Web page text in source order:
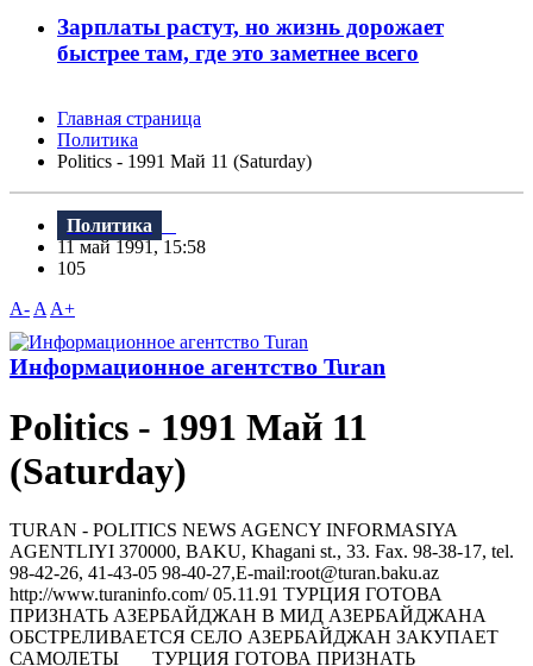
Зарплаты растут, но жизнь дорожает
быстрее там, где это заметнее всего
Главная страница
Политика
Politics - 1991 Май 11 (Saturday)
Политика
11 май 1991, 15:58
105
A- A A+
Информационное агентство Turan
Politics - 1991 Май 11
(Saturday)
TURAN - РOLITICS NEWS AGENCY INFORMASIYA
AGENTLIYI 370000, BAKU, Khagani st., 33. Fax. 98-38-17, tel.
98-42-26, 41-43-05 98-40-27,E-mail:root@turan.baku.az
httр://www.turaninfo.com/ 05.11.91 ТУРЦИЯ ГОТОВА
ПРИЗНАТЬ АЗЕРБАЙДЖАН В МИД АЗЕРБАЙДЖАНА
ОБСТРЕЛИВАЕТСЯ СЕЛО АЗЕРБАЙДЖАН ЗАКУПАЕТ
САМОЛЕТЫ ТУРЦИЯ ГОТОВА ПРИЗНАТЬ